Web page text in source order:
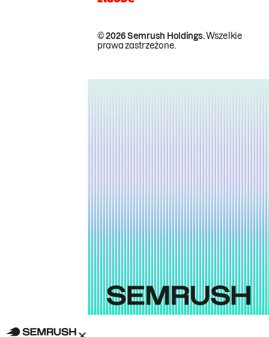
© 2026 Semrush Holdings.Wszelkie
prawa zastrzeżone.